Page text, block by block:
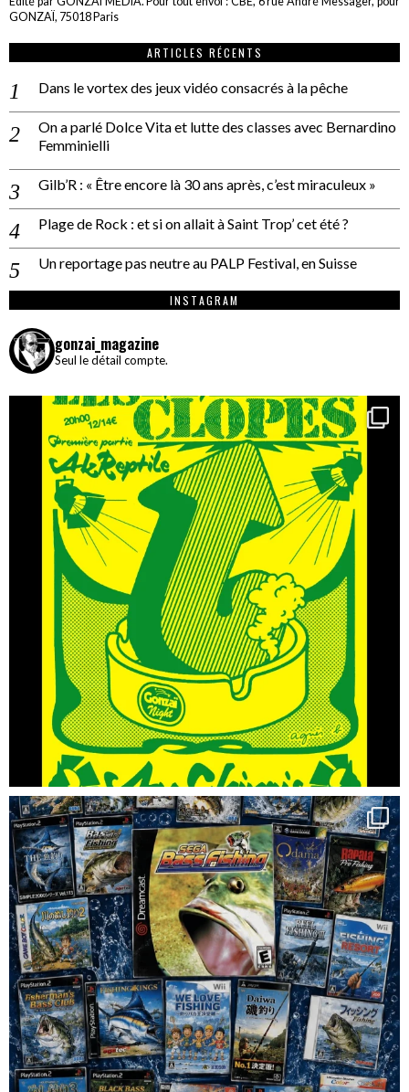
GONZAÏ, 75018 Paris
ARTICLES RÉCENTS
Dans le vortex des jeux vidéo consacrés à la pêche
On a parlé Dolce Vita et lutte des classes avec Bernardino
Femminielli
Gilb’R : « Être encore là 30 ans après, c’est miraculeux »
Plage de Rock : et si on allait à Saint Trop’ cet été ?
Un reportage pas neutre au PALP Festival, en Suisse
INSTAGRAM
gonzai_magazine
Seul le détail compte.